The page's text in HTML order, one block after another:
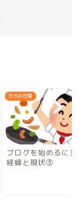
たろの日常
ブログを始めるに至
経緯と現状③